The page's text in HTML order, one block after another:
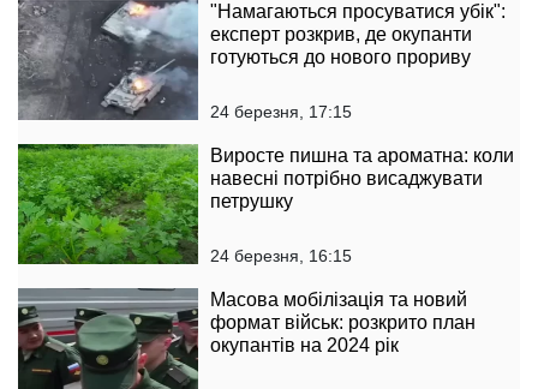
"Намагаються просуватися убік":
експерт розкрив, де окупанти
готуються до нового прориву
24 березня, 17:15
Виросте пишна та ароматна: коли
навесні потрібно висаджувати
петрушку
24 березня, 16:15
Масова мобілізація та новий
формат військ: розкрито план
окупантів на 2024 рік